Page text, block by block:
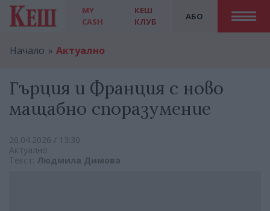
MY
CASH
АБО
КЕШ
КЛУБ
Начало Актуално
Гърция и Франция с ново
мащабно споразумение
26.04.2026 / 13:30
Актуално
Текст: Людмила Димова